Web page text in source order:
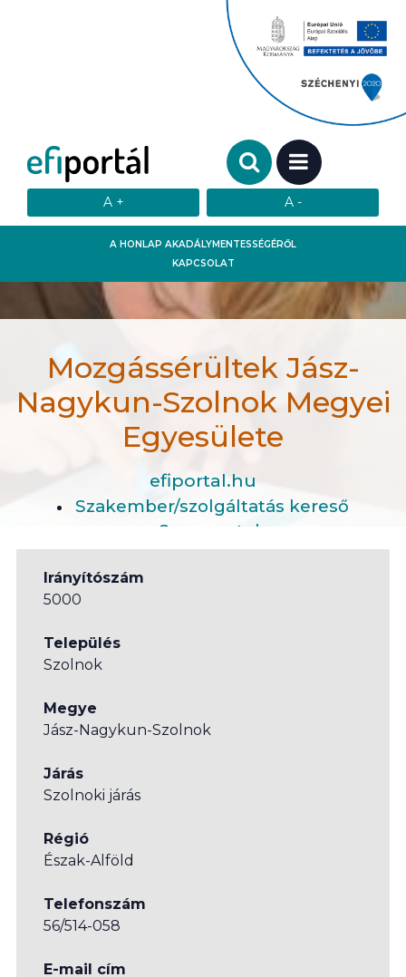
A HONLAP AKADÁLYMENTESSÉGÉRŐL
KAPCSOLAT
Keresendő szó:
MENÜ
Mozgássérültek Jász-
Nagykun-Szolnok Megyei
Egyesülete
efiportal.hu
Szakember/szolgáltatás kereső
Szervezetek
Mozgássérültek Jász- Nagykun-Szolnok Megyei
Irányítószám
5000
Település
Szolnok
Megye
Jász-Nagykun-Szolnok
Járás
Szolnoki járás
Régió
Észak-Alföld
Telefonszám
56/514-058
E-mail cím